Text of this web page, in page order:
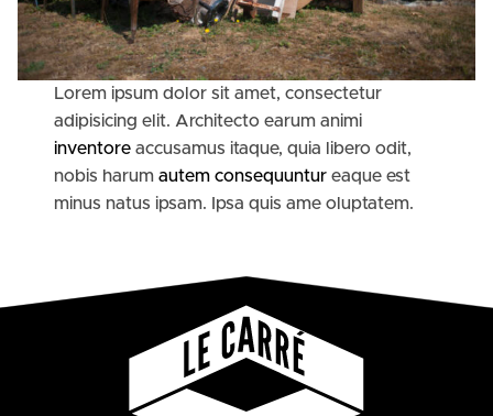
Lorem ipsum dolor sit amet, consectetur
adipisicing elit. Architecto earum animi
inventore accusamus itaque, quia libero odit,
nobis harumautem consequuntur eaque est
minus natus ipsam. Ipsa quis ame oluptatem.